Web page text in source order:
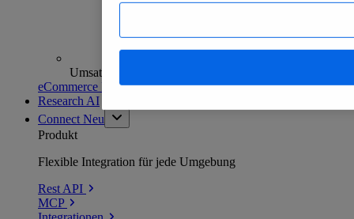
Umsatzanalysen und -prognosen
eCommerce Insights entdecken
Research AI
Connect Neu
Produkt
Flexible Integration für jede Umgebung
Rest API
MCP